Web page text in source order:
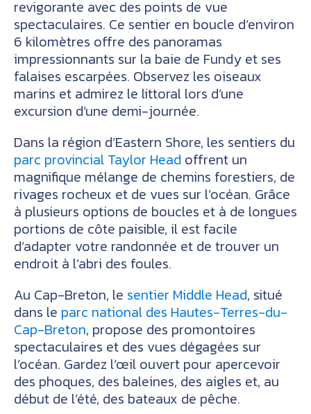
revigorante avec des points de vue
spectaculaires. Ce sentier en boucle d’environ
6 kilomètres offre des panoramas
impressionnants sur la baie de Fundy et ses
falaises escarpées. Observez les oiseaux
marins et admirez le littoral lors d’une
excursion d’une demi-journée.
Dans la région d’Eastern Shore, les sentiers du
parc provincial Taylor Head offrent un
magnifique mélange de chemins forestiers, de
rivages rocheux et de vues sur l’océan. Grâce
à plusieurs options de boucles et à de longues
portions de côte paisible, il est facile
d’adapter votre randonnée et de trouver un
endroit à l’abri des foules.
Au Cap-Breton, le sentier Middle Head, situé
dans le parc national des Hautes-Terres-du-
Cap-Breton, propose des promontoires
spectaculaires et des vues dégagées sur
l’océan. Gardez l’œil ouvert pour apercevoir
des phoques, des baleines, des aigles et, au
début de l’été, des bateaux de pêche.